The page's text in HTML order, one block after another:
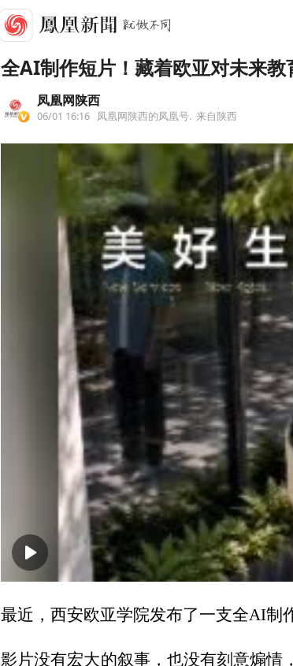
全AI制作短片！藏着欧亚对未来教
凤凰网陕西
06/01 16:16 凤凰网陕西的凤凰号. 来自陕西
00:00
最近，西安欧亚学院发布了一支全AI制
影片没有宏大的叙事，也没有刻意煽情